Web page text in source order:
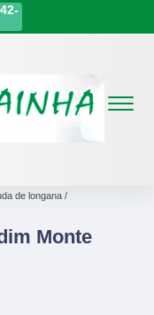
de longana
Monte